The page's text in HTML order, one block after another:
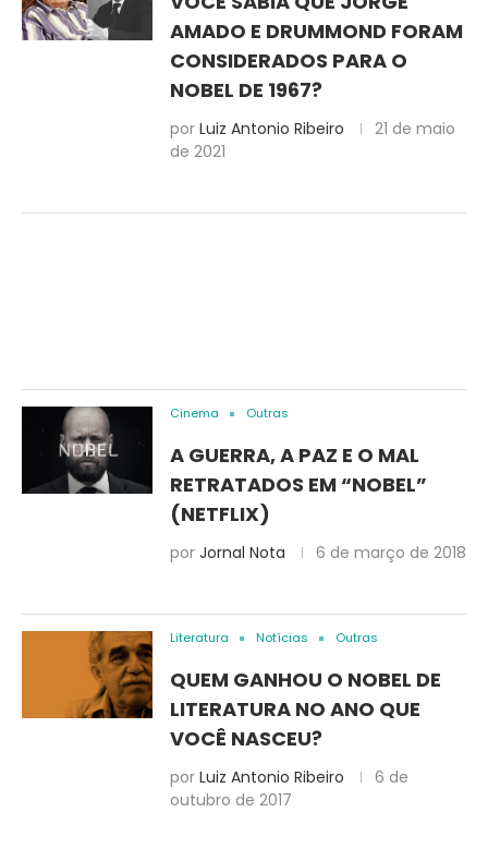
AMADO E DRUMMOND FORAM
CONSIDERADOS PARA O
NOBEL DE 1967?
por Luiz Antonio Ribeiro
21 de maio
de 2021
Cinema Outras
A GUERRA, A PAZ E O MAL
RETRATADOS EM “NOBEL”
(NETFLIX)
por Jornal Nota 6 de março de 2018
Literatura Notícias Outras
QUEM GANHOU O NOBEL DE
LITERATURA NO ANO QUE
VOCÊ NASCEU?
por Luiz Antonio Ribeiro
6 de
outubro de 2017